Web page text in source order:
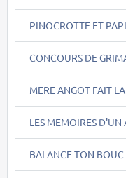
PINOCROTTE ET
CONCOURS DE
MERE ANGOT FAIT
LES MEMOIRES D'UN
BALANCE TON BOUC